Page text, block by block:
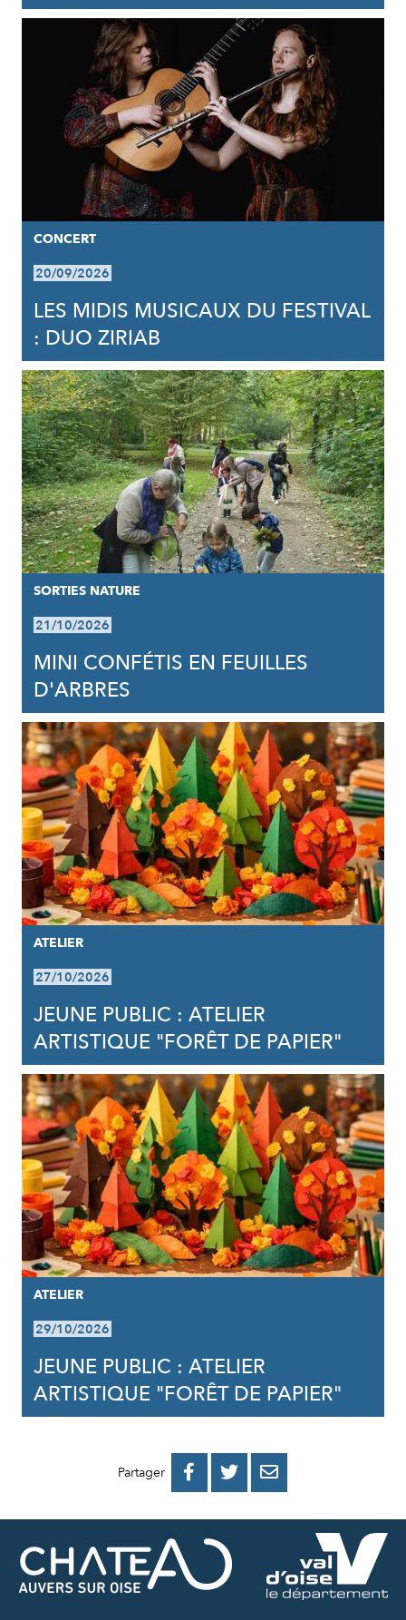
CONCERT
20/09/2026
LES MIDIS MUSICAUX DU FESTIVAL
: DUO ZIRIAB
SORTIES NATURE
21/10/2026
MINI CONFÉTIS EN FEUILLES
D'ARBRES
ATELIER
27/10/2026
JEUNE PUBLIC : ATELIER
ARTISTIQUE "FORÊT DE PAPIER"
ATELIER
29/10/2026
JEUNE PUBLIC : ATELIER
ARTISTIQUE "FORÊT DE PAPIER"
Partager 
PARTAGER
FACEBOOK
PARTAGER
PARTAGER
MAIL